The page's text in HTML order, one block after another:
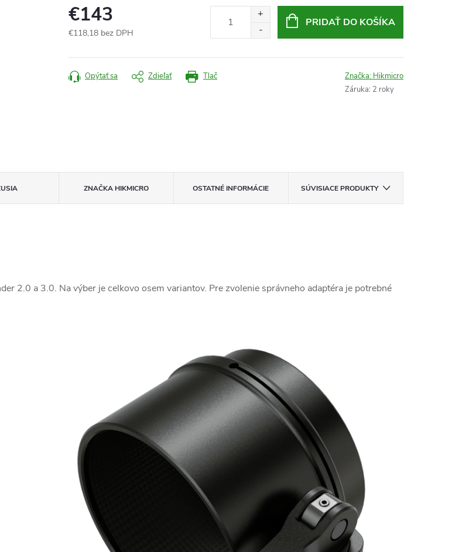
€143
€118,18 bez DPH
cena:
PRIDAŤ DO KOŠÍKA
Tlač
Opýtať sa Zdieľať Značka: Hikmicro
Záruka: 2 roky
ZNAČKAHIKMICRO OSTATNÉ INFORMÁCIE SÚVISIACE PRODUKTY
2.0 a 3.0. Na výber je celkovo osem variantov. Pre zvolenie správneho adaptéra je potrebné